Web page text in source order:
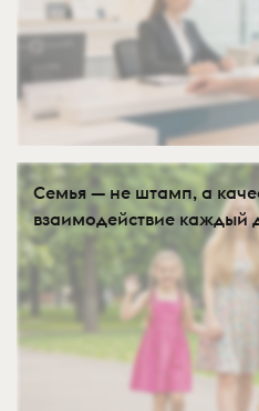
Семья — не штамп, а
взаимодействие каждый